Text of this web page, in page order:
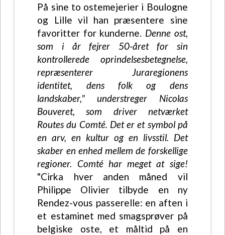
På sine to ostemejerier i Boulogne
og Lille vil han præsentere sine
favoritter for kunderne. Denne ost,
som i år fejrer 50-året for sin
kontrollerede oprindelsesbetegnelse,
repræsenterer Juraregionens
identitet, dens folk og dens
landskaber," understreger Nicolas
Bouveret, som driver netværket
Routes du Comté. Det er et symbol på
en arv, en kultur og en livsstil. Det
skaber en enhed mellem de forskellige
regioner. Comté har meget at sige!
"Cirka hver anden måned vil
Philippe Olivier tilbyde en ny
Rendez-vous passerelle: en aften i
et estaminet med smagsprøver på
belgiske oste, et måltid på en